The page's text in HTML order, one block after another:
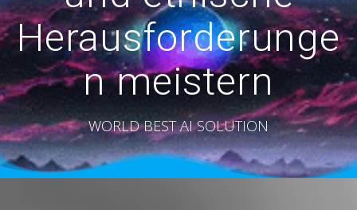
Herausforderunge
n meistern
WORLD BEST AI SOLUTION